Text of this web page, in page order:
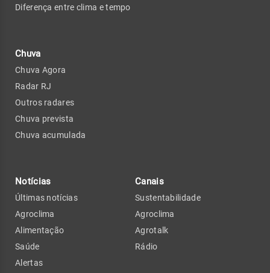
Diferença entre clima e tempo
Chuva
Chuva Agora
Radar RJ
Outros radares
Chuva prevista
Chuva acumulada
Notícias
Últimas notícias
Agroclima
Alimentação
Saúde
Alertas
Canais
Sustentabilidade
Agroclima
Agrotalk
Rádio